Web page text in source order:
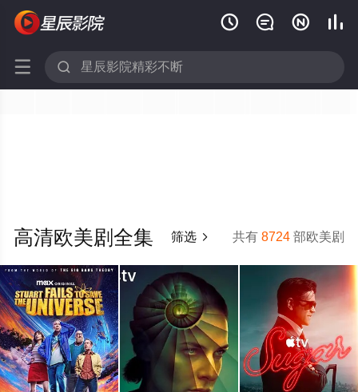
   
 
共有8724 部欧美剧
高清欧美剧全集 筛选 